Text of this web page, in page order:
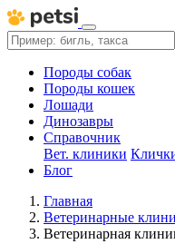
Породы собак
Породы кошек
Лошади
Динозавры
Справочник
Вет. клиники
Блог
Главная
Ветеринарные
Ветеринарная